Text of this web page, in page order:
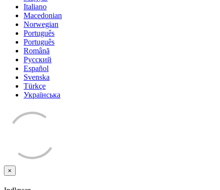
Italiano
Macedonian
Norwegian
Português
Português
Română
Русский
Español
Svenska
Türkçe
Українська
×
Luk